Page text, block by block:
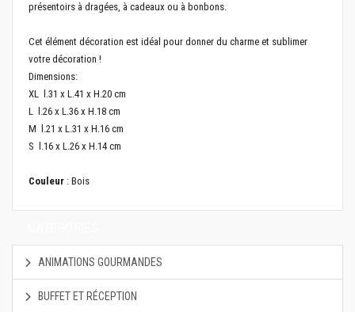
présentoirs à dragées, à cadeaux ou à bonbons.
Cet élément décoration est idéal pour donner du charme et sublimer
votre décoration !
Dimensions:
XL l.31 x L.41 x H.20 cm
L l.26 x L.36 x H.18 cm
M l.21 x L.31 x H.16 cm
S l.16 x L.26 x H.14 cm
Couleur : Bois
ANIMATIONS GOURMANDES
BUFFET ET RÉCEPTION